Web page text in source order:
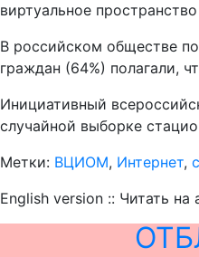
виртуальное
В российском обществе
граждан (64%) полагали,
Инициативный
случайной выборке
Метки: ВЦИОМ, Интернет,
English version :: Читать на